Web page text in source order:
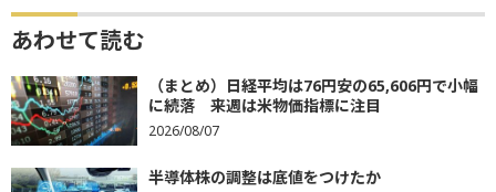
あわせて読む
（まとめ）日経平均は76円安の65,606円で小幅
に続落 来週は米物価指標に注目
2026/08/07
半導体株の調整は底値をつけたか